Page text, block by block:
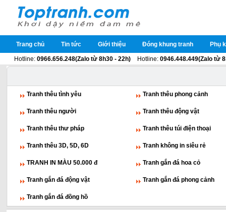
Trang chủ Tin tức Giới thiệu Đóng khung tranh Phụ
Hotline:0966.656.248(Zalo từ 8h30 - 22h) Hotline:0946.448.449(Zalo từ
Tranh thêu tình yêu Tranh thêu phong cảnh
Tranh thêu người Tranh thêu động vật
Tranh thêu thư pháp Tranh thêu túi điện thoại
Tranh thêu 3D, 5D, 6D Tranh không in siêu rẻ
TRANH IN MÀU 50.000 đ Tranh gắn đá hoa cỏ
Tranh gắn đá động vật Tranh gắn đá phong cảnh
Tranh gắn đá đồng hồ